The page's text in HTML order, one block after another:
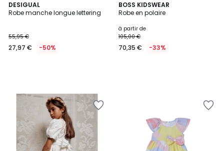
DESIGUAL
Robe manche longue lettering
55,95 €
27,97 € -50%
BOSS KIDSWEAR
Robe en polaire
à partir de
105,00 €
70,35 € -33%